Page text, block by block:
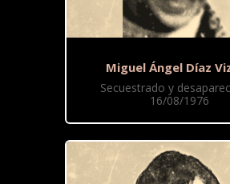
Miguel Ángel Díaz
Secuestrado y
16/08/1976